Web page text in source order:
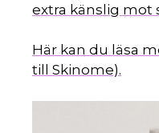
extra känslig mot
Här kan du läsa
till Skinome).